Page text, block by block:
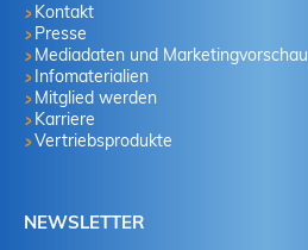
Kontakt
Presse
Mediadaten und Marketingvorschau
Infomaterialien
Mitglied werden
Karriere
Vertriebsprodukte
NEWSLETTER